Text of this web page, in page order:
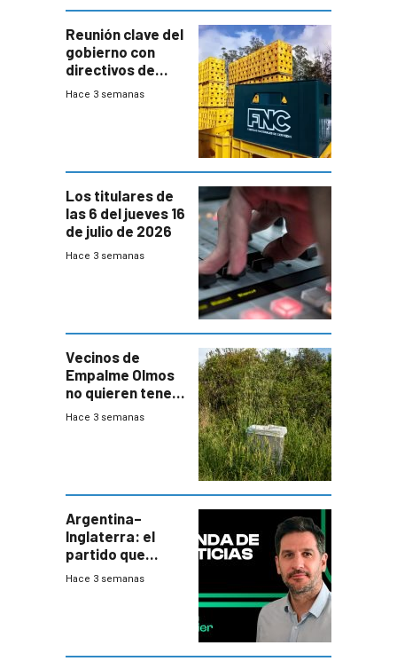
Reunión clave del
gobierno con
directivos de
Fábricas
Hace 3 semanas
Los titulares de
las 6 del jueves 16
de julio de 2026
Hace 3 semanas
Vecinos de
Empalme Olmos
no quieren tener
cerca una planta
departamental
Hace 3 semanas
Argentina–
Inglaterra: el
partido que
nunca termina
Hace 3 semanas